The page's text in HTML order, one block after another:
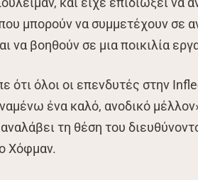
μπορούν να συμμετέχουν σε
να βοηθούν σε μια ποικιλία
ότι όλοι οι επενδυτές στην
ένα καλό, ανοδικό
τη θέση του
Χόφμαν.